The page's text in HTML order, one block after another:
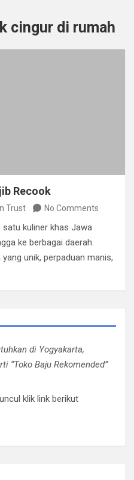
cingur di rumah
Recook
Trust No Comments
satu kuliner khas Jawa
ke berbagai daerah.
unik, perpaduan manis,
di Yogyakarta,
“Toko Baju Rekomended”
klik link berikut